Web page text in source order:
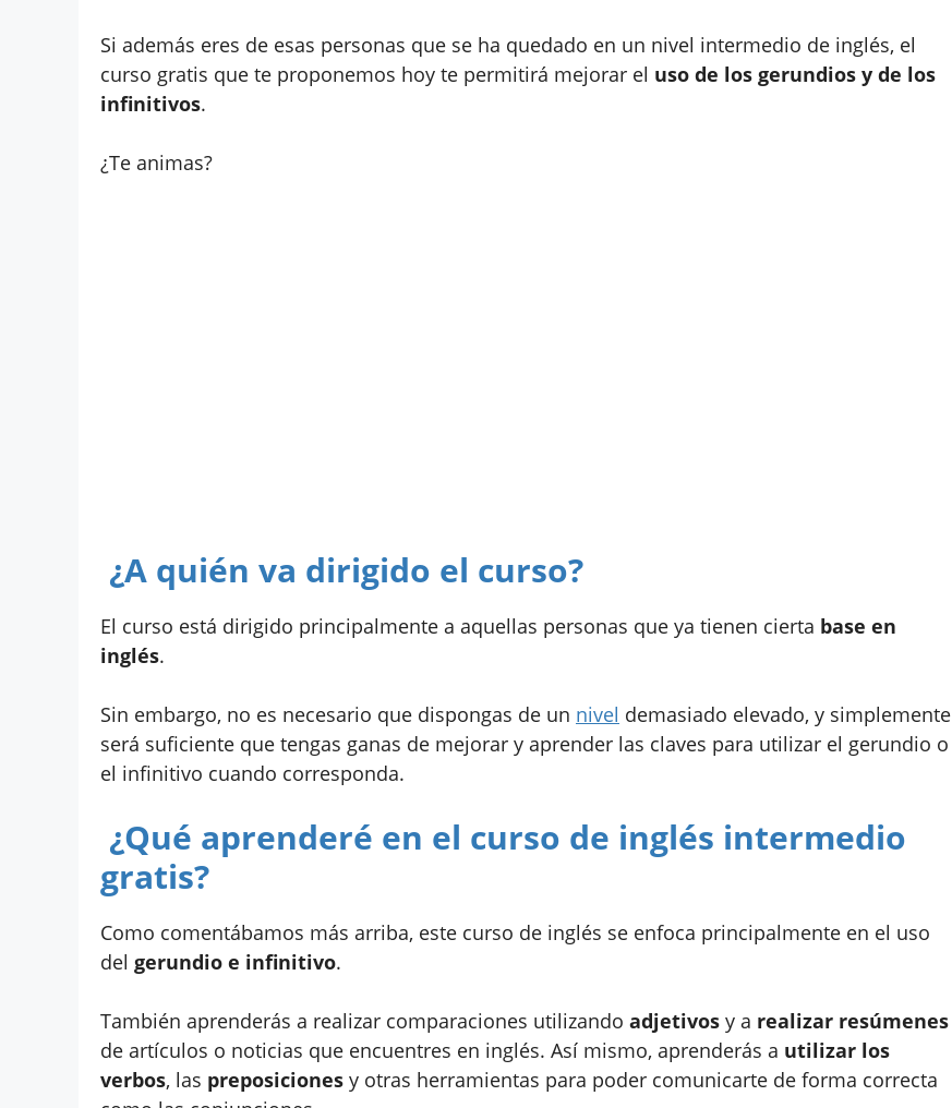
Si además eres de esas personas que se ha quedado en un nivel intermedio de inglés, el
curso gratis que te proponemos hoy te permitirá mejorar el uso de los gerundios y de los
infinitivos.
¿Te animas?
¿A quién va dirigido el curso?
El curso está dirigido principalmente a aquellas personas que ya tienen cierta base en
inglés.
Sin embargo, no es necesario que dispongas de un nivel demasiado elevado, y simplemente
será suficiente que tengas ganas de mejorar y aprender las claves para utilizar el gerundio o
el infinitivo cuando corresponda.
¿Qué aprenderé en el curso de inglés intermedio
gratis?
Como comentábamos más arriba, este curso de inglés se enfoca principalmente en el uso
del gerundio e infinitivo.
También aprenderás a realizar comparaciones utilizando adjetivos y a realizar resúmenes
de artículos o noticias que encuentres en inglés. Así mismo, aprenderás a utilizar los
verbos, las preposiciones y otras herramientas para poder comunicarte de forma correcta